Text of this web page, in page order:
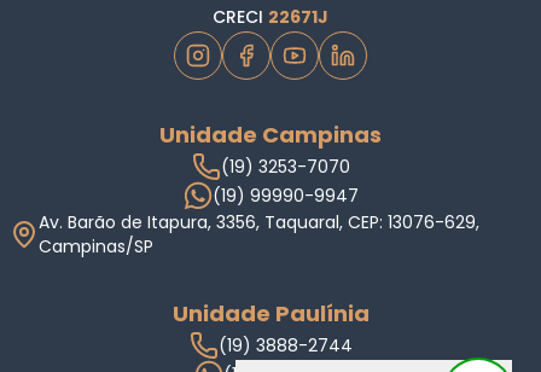
CRECI 22671J
Unidade Campinas
(19) 3253-7070
(19) 99990-9947
Av. Barão de Itapura, 3356, Taquaral, CEP: 13076-629,
Campinas/SP
Unidade Paulínia
(19) 3888-2744